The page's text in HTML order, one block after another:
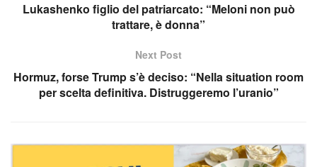
Lukashenko figlio del patriarcato: “Meloni non può
trattare, è donna”
Next Post
Hormuz, forse Trump s’è deciso: “Nella situation room
per scelta definitiva. Distruggeremo l’uranio”